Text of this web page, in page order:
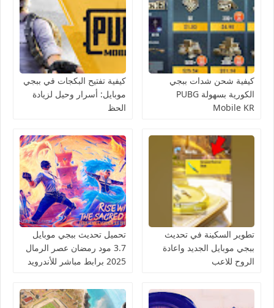
كيفية شحن شدات ببجي
الكورية بسهولة PUBG
Mobile KR
كيفية تفتيح البكجات في ببجي
موبايل: أسرار وحيل لزيادة
الحظ
تطوير السكينة في تحديث
ببجي موبايل الجديد واعادة
الروح للاعب
تحميل تحديث ببجي موبايل
3.7 مود رمضان عصر الرمال
2025 برابط مباشر للأندرويد